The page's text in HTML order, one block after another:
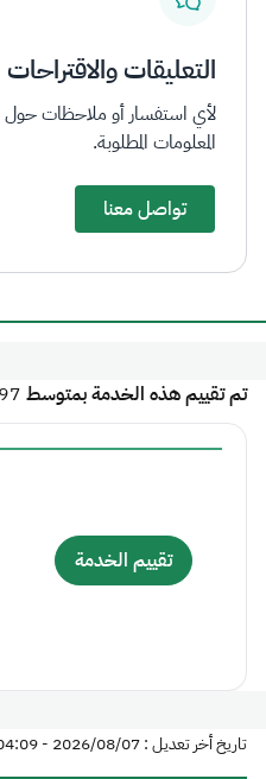
التعليقات والاقتراحات
لأي استفسار أو ملاحظات
المعلومات المطلوبة.
تواصل معنا
تم تقييم هذه الخدمة بمتوسط
تقييم الخدمة
تاريخ أخر تعديل : 07‏/08‏/2026 - 04:09 م بتوقيت السعودية